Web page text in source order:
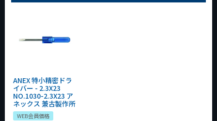
ANEX 特小精密ドラ
イバー - 2.3X23
NO.1030-2.3X23 ア
ネックス 兼古製作所
WEB会員価格